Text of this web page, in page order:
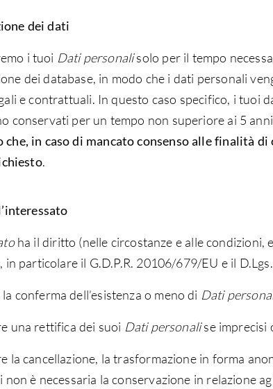
dei dati
i tuoi Dati personalisolo per il tempo
dei database, in modo che i dati personali
e contrattuali. In questo caso specifico, i tuoi
conservati per un tempo non superiore ai 5
che, in caso di mancato consenso alle finalità
.
ha il diritto (nelle circostanze e alle condizioni,
in particolare il G.D.P.R. 20106/679/EU e il
conferma dell’esistenza o meno di Dati
una rettifica dei suoi Dati personalise imprecisi
la cancellazione, la trasformazione in forma
non è necessaria la conservazione in relazione